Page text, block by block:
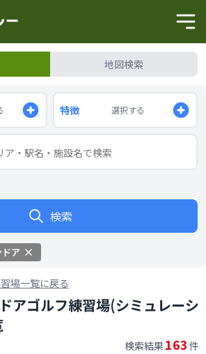
地図検索
特徴 選択する
検索
ア
場一覧に戻る
アゴルフ練習場(シミュレーシ
検索結果 163 件